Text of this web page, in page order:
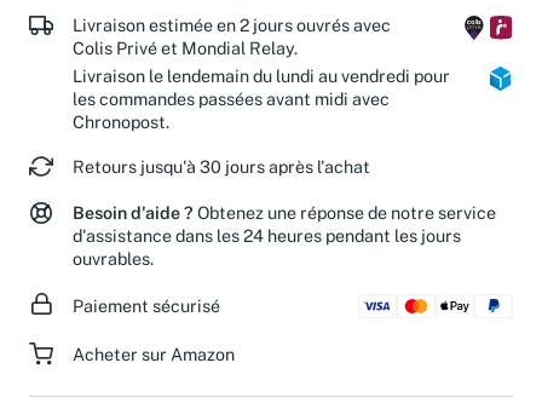
Livraison estimée en 2 jours ouvrés avec
Colis Privé et Mondial Relay.
Livraison le lendemain du lundi au vendredi pour
les commandes passées avant midi avec
Retours jusqu'à 30 jours après l'achat
Besoin d'aide ?Obtenez une réponse de notre service
d'assistance dans les 24 heures pendant les jours